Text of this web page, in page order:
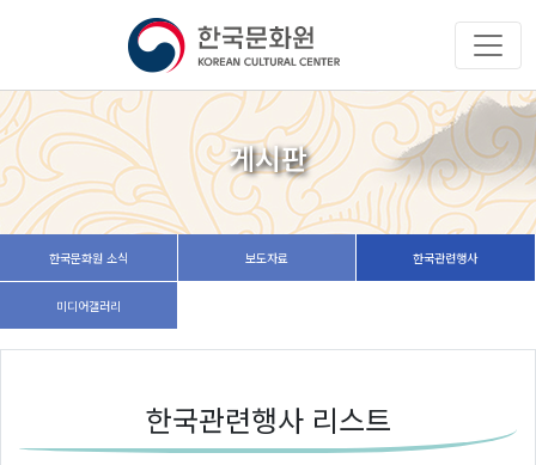
게시판
한국문화원 소식 보도자료 한국관련행사
미디어갤러리
한국관련행사 리스트